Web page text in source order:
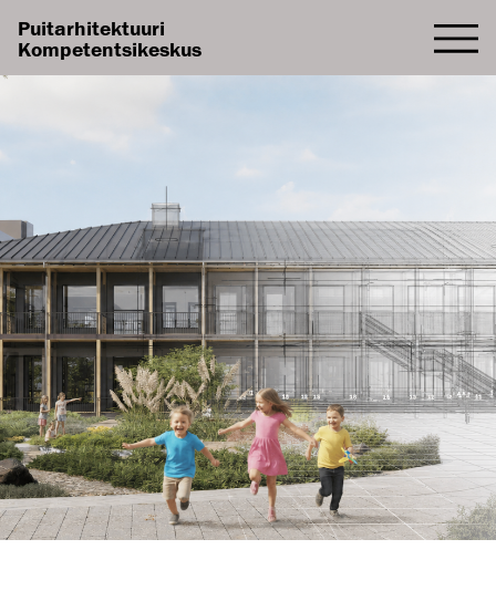
Puitarhitektuuri
Kompetentsikeskus